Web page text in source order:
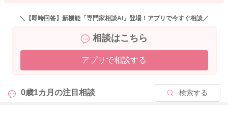
＼【即時回答】新機能「専門家相談AI」登場！アプリで今すぐ相談／
相談はこちら
アプリで相談する
0歳1カ月の注目相談 検索する